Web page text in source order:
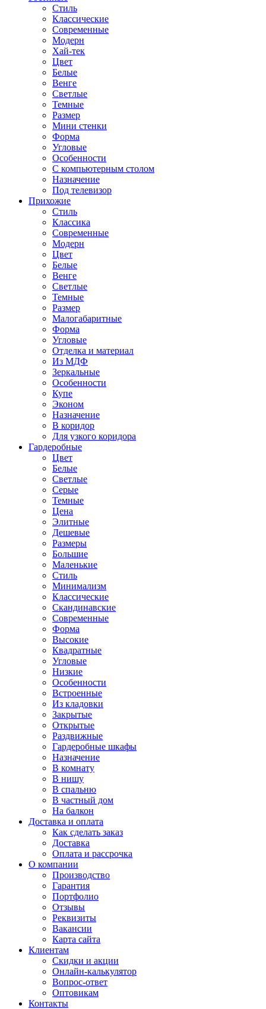
Стиль
Классические
Современные
Модерн
Хай-тек
Цвет
Белые
Венге
Светлые
Темные
Размер
Мини стенки
Форма
Угловые
Особенности
С компьютерным столом
Назначение
Под телевизор
Прихожие
Стиль
Классика
Современные
Модерн
Цвет
Белые
Венге
Светлые
Темные
Размер
Малогабаритные
Форма
Угловые
Отделка и материал
Из МДФ
Зеркальные
Особенности
Купе
Эконом
Назначение
В коридор
Для узкого коридора
Гардеробные
Цвет
Белые
Светлые
Серые
Темные
Цена
Элитные
Дешевые
Размеры
Большие
Маленькие
Стиль
Минимализм
Классические
Скандинавские
Современные
Форма
Высокие
Квадратные
Угловые
Низкие
Особенности
Встроенные
Из кладовки
Закрытые
Открытые
Раздвижные
Гардеробные шкафы
Назначение
В комнату
В нишу
В спальню
В частный дом
На балкон
Доставка и оплата
Как сделать заказ
Доставка
Оплата и рассрочка
О компании
Производство
Гарантия
Портфолио
Отзывы
Реквизиты
Вакансии
Карта сайта
Клиентам
Скидки и акции
Онлайн-калькулятор
Вопрос-ответ
Оптовикам
Контакты